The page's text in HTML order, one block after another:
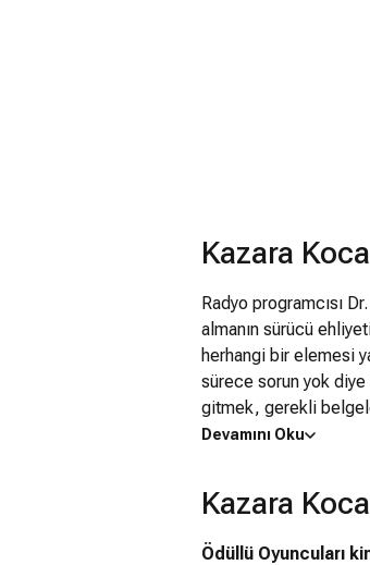
Kazara
Radyo programcısı
almanın sürücü
herhangi bir elemesi
sürece sorun yok
gitmek, gerekli
dinleyicilerine, her
niyetli davranışın
okuduğu gazeteden
bir intikam planı
Devamını Oku
Kazara
Ödüllü Oyuncuları